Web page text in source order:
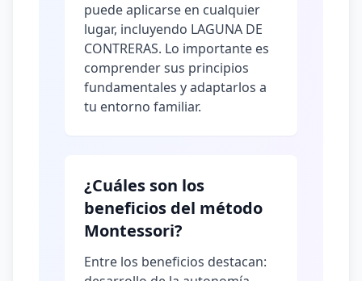
puede aplicarse en cualquier
lugar, incluyendo LAGUNA DE
CONTRERAS. Lo importante es
comprender sus principios
fundamentales y adaptarlos a
tu entorno familiar.
¿Cuáles son los
beneficios del método
Montessori?
Entre los beneficios destacan: